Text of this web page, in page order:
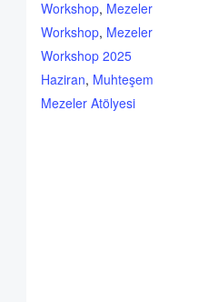
Workshop, Mezeler
Workshop, Mezeler
Workshop 2025
Haziran, Muhteşem
Mezeler Atölyesi